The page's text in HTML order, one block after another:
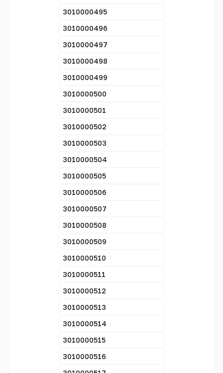
3010000495
3010000496
3010000497
3010000498
3010000499
3010000500
3010000501
3010000502
3010000503
3010000504
3010000505
3010000506
3010000507
3010000508
3010000509
3010000510
3010000511
3010000512
3010000513
3010000514
3010000515
3010000516